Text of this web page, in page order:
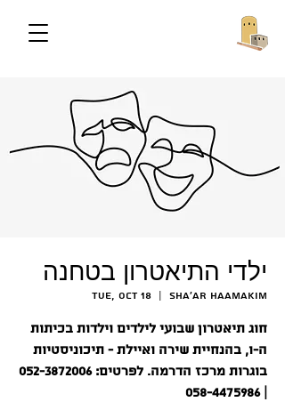
ילדי התיאטרון בטחנה
Tue, Oct 18
  |
Sha'ar HaAmakim
חוג תיאטרון שבועי לילדים וילדות בכיתות
ה-ו, בהנחיית שירה ואיילת - תיכוניסטיות
בוגרות מרכז הדרמה. לפרטים: 052-3872006
| 058-4475986